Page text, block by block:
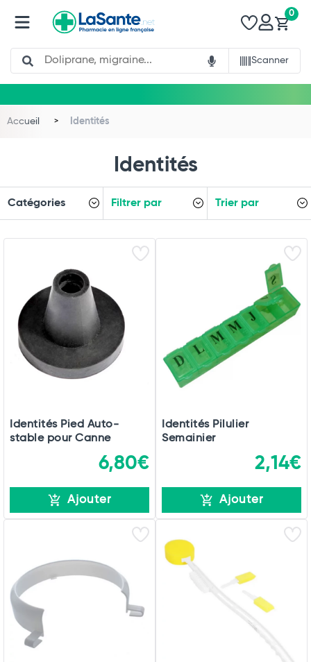
Search
Scanner
0
Total
Accueil Identités
Identités
Catégories Filtrer par Trier par
Identités Pied Auto-
stable pour Canne
6,80€
Ajouter
Identités Pilulier
Semainier
2,14€
Ajouter